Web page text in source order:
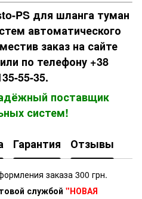
PS для шланга туман
автоматического
заказ на сайте
по телефону +38
55-35.
поставщик
систем!
Гарантия Отзывы
заказа 300 грн.
службой "НОВАЯ